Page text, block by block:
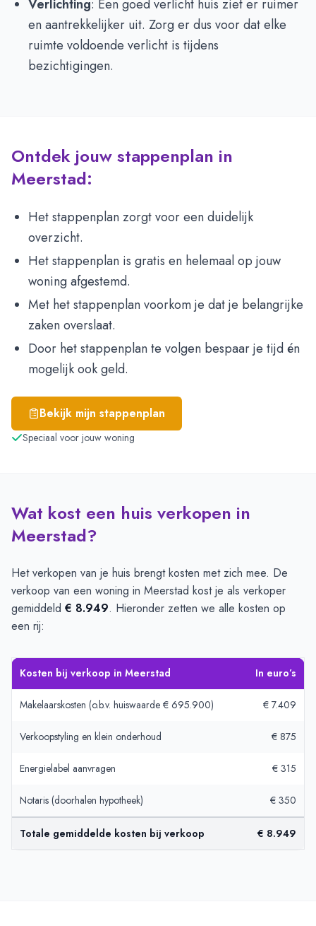
Verlichting: Een goed verlicht huis ziet er ruimer
en aantrekkelijker uit. Zorg er dus voor dat elke
ruimte voldoende verlicht is tijdens
bezichtigingen.
Ontdek jouw stappenplan in
Meerstad:
Het stappenplan zorgt voor een duidelijk
overzicht.
Het stappenplan is gratis en helemaal op jouw
woning afgestemd.
Met het stappenplan voorkom je dat je belangrijke
zaken overslaat.
Door het stappenplan te volgen bespaar je tijd én
mogelijk ook geld.
Bekijk mijn stappenplan
Speciaal voor jouw woning
Wat kost een huis verkopen in
Meerstad?
Het verkopen van je huis brengt kosten met zich mee. De
verkoop van een woning in Meerstad kost je als verkoper
gemiddeld € 8.949. Hieronder zetten we alle kosten op
een rij:
Kosten bij verkoop in Meerstad In euro’s
Makelaarskosten (o.b.v. huiswaarde € 695.900) € 7.409
Verkoopstyling en klein onderhoud € 875
Energielabel aanvragen € 315
Notaris (doorhalen hypotheek) € 350
Totale gemiddelde kosten bij verkoop € 8.949